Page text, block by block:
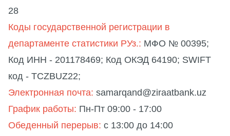
28
Коды государственной регистрации в
департаменте статистики РУз.: МФО № 00395;
Код ИНН - 201178469; Код ОКЭД 64190; SWIFT
код - TCZBUZ22;
Электронная почта: samarqand@ziraatbank.uz
График работы: Пн-Пт 09:00 - 17:00
Обеденный перерыв: с 13:00 до 14:00